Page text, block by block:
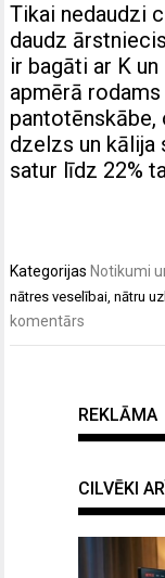
Tikai nedaudzi
daudz
ir bagāti ar K
apmērā
dzelzs un kālija
satur līdz 22%
Kategorijas Notikumi
nātres veselībai,nātru
komentārs
REKLĀMA
CILVĒKI